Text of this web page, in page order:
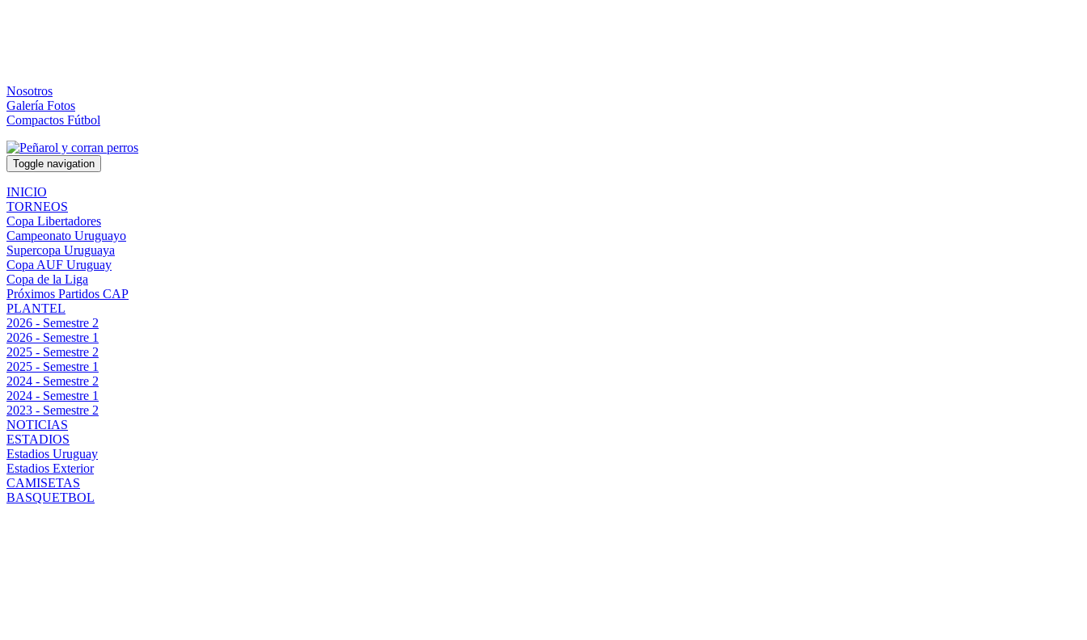
Nosotros
Galería Fotos
Compactos Fútbol
Toggle navigation
INICIO
TORNEOS
Copa Libertadores
Campeonato Uruguayo
Supercopa Uruguaya
Copa AUF Uruguay
Copa de la Liga
Próximos Partidos CAP
PLANTEL
2026 - Semestre 2
2026 - Semestre 1
2025 - Semestre 2
2025 - Semestre 1
2024 - Semestre 2
2024 - Semestre 1
2023 - Semestre 2
NOTICIAS
ESTADIOS
Estadios Uruguay
Estadios Exterior
CAMISETAS
BASQUETBOL